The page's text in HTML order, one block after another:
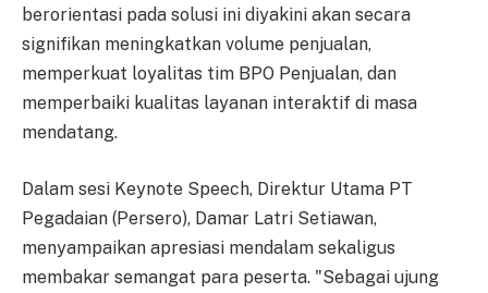
berorientasi pada solusi ini diyakini akan secara
signifikan meningkatkan volume penjualan,
memperkuat loyalitas tim BPO Penjualan, dan
memperbaiki kualitas layanan interaktif di masa
mendatang.
Dalam sesi Keynote Speech, Direktur Utama PT
Pegadaian (Persero), Damar Latri Setiawan,
menyampaikan apresiasi mendalam sekaligus
membakar semangat para peserta. "Sebagai ujung